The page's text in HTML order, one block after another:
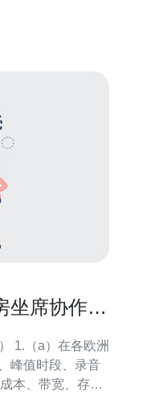
坐席协作价
1.（a）在各欧洲
峰值时段、录音
本、带宽、存储